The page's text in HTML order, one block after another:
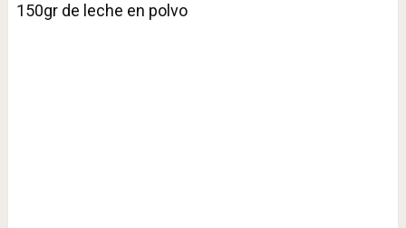
150gr de leche en polvo ⁣